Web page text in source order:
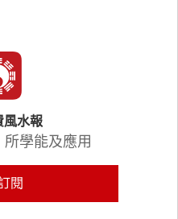
風水報
學能及應用
閱